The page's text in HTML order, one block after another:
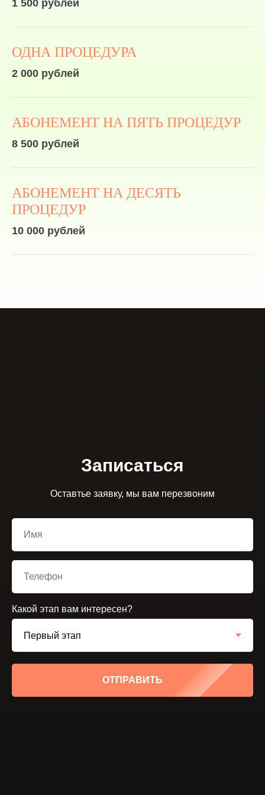
1 500 рублей
ОДНА ПРОЦЕДУРА
2 000 рублей
АБОНЕМЕНТ НА ПЯТЬ ПРОЦЕДУР
8 500 рублей
АБОНЕМЕНТ НА ДЕСЯТЬ
ПРОЦЕДУР
10 000 рублей
Записаться
Оставтье заявку, мы вам перезвоним
Какой этап вам интересен?
ОТПРАВИТЬ